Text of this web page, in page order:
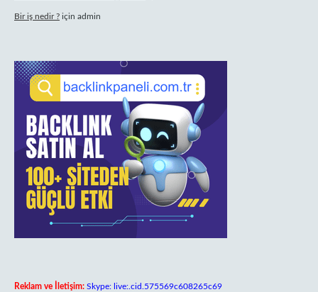
Bir iş nedir ? için admin
Reklam ve İletişim: Skype: live:.cid.575569c608265c69